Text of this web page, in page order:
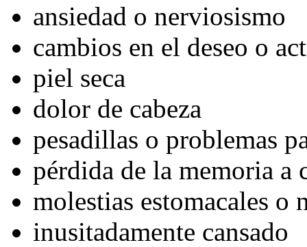
ansiedad o nerviosismo
cambios en el deseo o
piel seca
dolor de cabeza
pesadillas o problemas
pérdida de la memoria a
molestias estomacales o
inusitadamente cansado